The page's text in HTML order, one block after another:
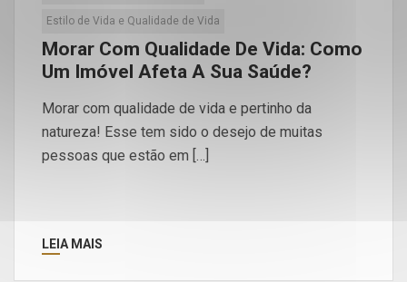
Estilo de Vida e Qualidade de Vida
Morar Com Qualidade De Vida: Como
Um Imóvel Afeta A Sua Saúde?
Morar com qualidade de vida e pertinho da
natureza! Esse tem sido o desejo de muitas
pessoas que estão em […]
LEIA MAIS